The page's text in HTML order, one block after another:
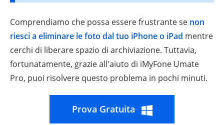
Comprendiamo che possa essere frustrante se non
riesci a eliminare le foto dal tuo iPhone o iPad mentre
cerchi di liberare spazio di archiviazione. Tuttavia,
fortunatamente, grazie all'aiuto di iMyFone Umate
Pro, puoi risolvere questo problema in pochi minuti.
Prova Gratuita